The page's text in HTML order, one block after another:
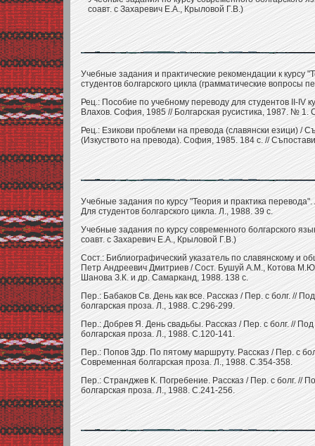
соавт. с Захаревич Е.А., Крыловой Г.В.)
Учебные задания и практические рекомендации к курсу
студентов болгарского цикла (грамматические вопросы
Рец.: Пособие по учебному переводу для студентов II-IV
Влахов. София, 1985 // Болгарская русистика, 1987. № 1.
Рец.: Езикови проблеми на превода (славянски езици) /
(Изкуството на превода). София, 1985. 184 с. //
Учебные задания по курсу "Теория и практика
Для студентов болгарского цикла. Л., 1988. 39 с.
Учебные задания по курсу современного болгарского
соавт. с Захаревич Е.А., Крыловой Г.В.)
Сост.: Библиографический указатель по славянскому и
Петр Андреевич Дмитриев / Сост. Бушуй А.М., Котова
Шанова З.К. и др. Самарканд, 1988. 138 с.
Пер.: Бабаков Св. День как все. Рассказ / Пер. с болг. //
болгарская проза. Л., 1988. С.296-299.
Пер.: Добрев Я. День свадьбы. Рассказ / Пер. с болг. //
болгарская проза. Л., 1988. С.120-141.
Пер.: Попов Здр. По пятому маршруту. Рассказ / Пер. с
Современная болгарская проза. Л., 1988. С.354-358.
Пер.: Странджев К. Погребение. Рассказ / Пер. с болг. //
болгарская проза. Л., 1988. С.241-256.